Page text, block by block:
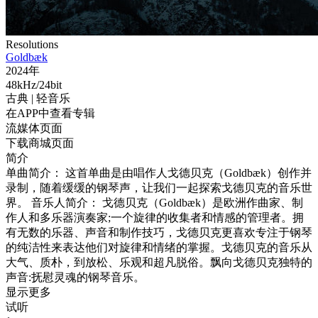
Resolutions
Goldbæk
2024年
48kHz/24bit
古典 | 轻音乐
在APP中查看专辑
流媒体页面
下载商城页面
简介
单曲简介： 这首单曲是由唱作人戈德贝克（Goldbæk）创作并
录制，随着缓缓的钢琴声，让我们一起探索戈德贝克的音乐世
界。 音乐人简介： 戈德贝克（Goldbæk）是欧洲作曲家、制
作人和多乐器演奏家;一个旋律的收集者和情感的管理者。拥
有无数的乐器、声音和制作技巧，戈德贝克更喜欢专注于钢琴
的纯洁性来表达他们对旋律和情绪的掌握。戈德贝克的音乐从
大气、质朴，到放松、乐观和超凡脱俗。飘向戈德贝克独特的
声音:抚慰灵魂的钢琴音乐。
显示更多
试听